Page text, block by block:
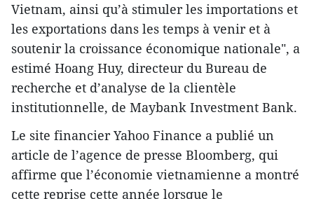
Vietnam, ainsi qu’à stimuler les importations et
les exportations dans les temps à venir et à
soutenir la croissance économique nationale", a
estimé Hoang Huy, directeur du Bureau de
recherche et d’analyse de la clientèle
institutionnelle, de Maybank Investment Bank.
Le site financier Yahoo Finance a publié un
article de l’agence de presse Bloomberg, qui
affirme que l’économie vietnamienne a montré
cette reprise cette année lorsque le